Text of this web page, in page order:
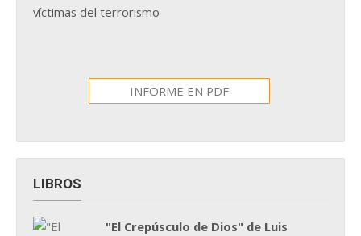
víctimas del terrorismo
INFORME EN PDF
LIBROS
"El Crepúsculo de Dios" de Luis